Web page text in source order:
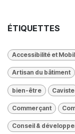
ÉTIQUETTES
Accessibilité et
Artisan du bâtiment
bien-être Caviste
Commerçant
Conseil &